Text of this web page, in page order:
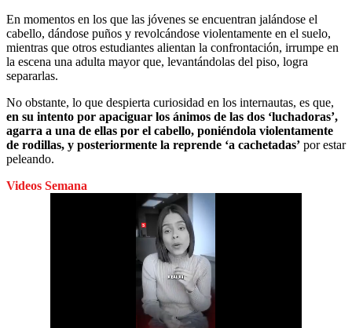
En momentos en los que las jóvenes se encuentran jalándose el
cabello, dándose puños y revolcándose violentamente en el suelo,
mientras que otros estudiantes alientan la confrontación, irrumpe en
la escena una adulta mayor que, levantándolas del piso, logra
separarlas.
No obstante, lo que despierta curiosidad en los internautas, es que,
en su intento por apaciguar los ánimos de las dos ‘luchadoras’,
agarra a una de ellas por el cabello, poniéndola violentamente
de rodillas, y posteriormente la reprende ‘a cachetadas’ por estar
peleando.
Videos Semana